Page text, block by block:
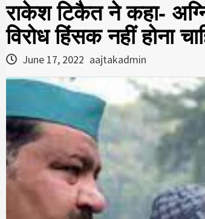
राकेश टिकैत ने कहा-
विरोध हिंसक नहीं होना
June 17, 2022 aajtakadmin